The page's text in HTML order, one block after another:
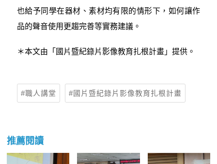
也給予同學在器材、素材均有限的情形下，如何讓作
品的聲音使用更趨完善等實務建議。
＊本文由「國片暨紀錄片影像教育扎根計畫」提供。
職人講堂 國片暨紀錄片影像教育扎根計畫
推薦閱讀